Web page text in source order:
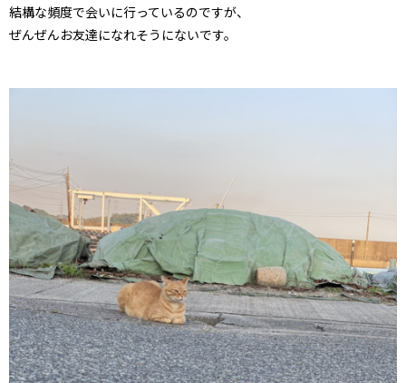
結構な頻度で会いに行っているのですが、
ぜんぜんお友達になれそうにないです。